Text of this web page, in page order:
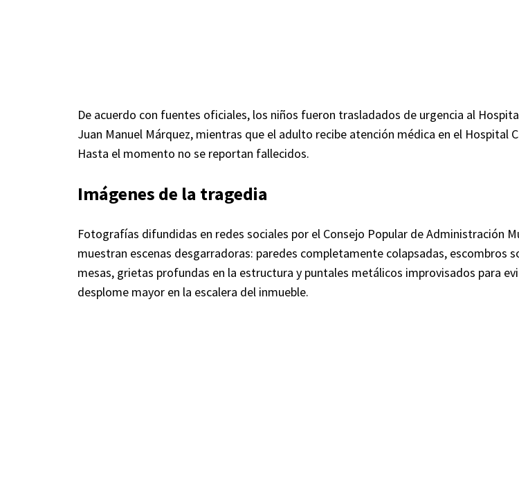
De acuerdo con fuentes oficiales, los niños fueron trasladados de urgencia al
Juan Manuel Márquez, mientras que el adulto recibe atención médica en el Hospital
Hasta el momento no se reportan fallecidos.
Imágenes de la tragedia
Fotografías difundidas en redes sociales por el Consejo Popular de Administración
muestran escenas desgarradoras: paredes completamente colapsadas, escombros
mesas, grietas profundas en la estructura y puntales metálicos improvisados para
desplome mayor en la escalera del inmueble.